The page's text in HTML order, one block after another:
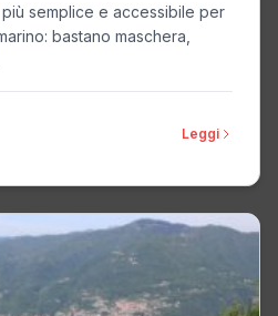
semplice e accessibile per
bastano maschera,
Leggi